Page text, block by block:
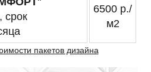
срок
6500 р./
м2
пакетов дизайна